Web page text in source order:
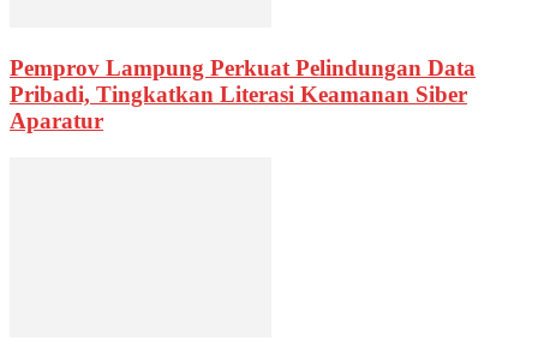
Pemprov Lampung Perkuat Pelindungan Data
Pribadi, Tingkatkan Literasi Keamanan Siber
Aparatur